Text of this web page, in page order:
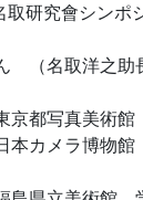
取研究會シンポ
（名取洋之助
京都写真美術館
本カメラ博物館